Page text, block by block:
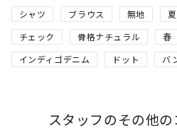
シャツ
ブラウス 無地 夏
チェック
骨格ナチュラル 春
インディゴデニム
ドット バ
スタッフのその他